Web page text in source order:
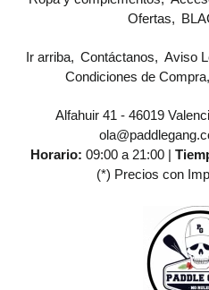
Ofertas
Ir arriba Contáctanos Aviso
Condiciones de Compra
Alfahuir 41 - 46019
Horario: 09:00 a 21:00 |
(*) Precios con